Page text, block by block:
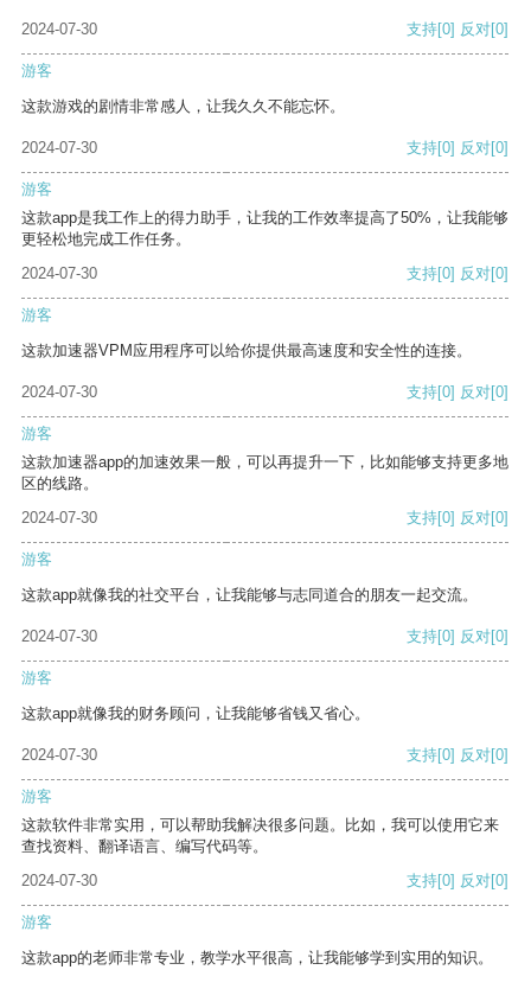
2024-07-30 支持[0] 反对[0]
游客
这款游戏的剧情非常感人，让我久久不能忘怀。
2024-07-30 支持[0] 反对[0]
游客
这款app是我工作上的得力助手，让我的工作效率提高了50%，让我能够
更轻松地完成工作任务。
2024-07-30
支持[0] 反对[0]
游客
这款加速器VPM应用程序可以给你提供最高速度和安全性的连接。
2024-07-30 支持[0] 反对[0]
游客
这款加速器app的加速效果一般，可以再提升一下，比如能够支持更多地
区的线路。
2024-07-30
支持[0] 反对[0]
游客
这款app就像我的社交平台，让我能够与志同道合的朋友一起交流。
2024-07-30 支持[0] 反对[0]
游客
这款app就像我的财务顾问，让我能够省钱又省心。
2024-07-30 支持[0] 反对[0]
游客
这款软件非常实用，可以帮助我解决很多问题。比如，我可以使用它来
查找资料、翻译语言、编写代码等。
2024-07-30
支持[0] 反对[0]
游客
这款app的老师非常专业，教学水平很高，让我能够学到实用的知识。